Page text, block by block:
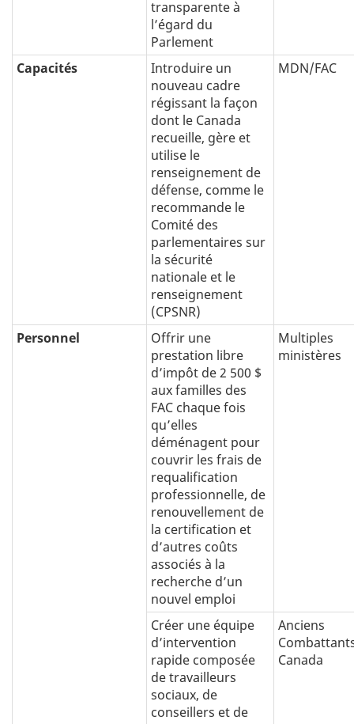
transparente à
l’égard du
Parlement
Capacités
Introduire un
nouveau cadre
régissant la façon
dont le Canada
recueille, gère et
utilise le
renseignement de
défense, comme le
recommande le
Comité des
parlementaires sur
la sécurité
nationale et le
renseignement
(CPSNR)
MDN/FAC
Personnel
Offrir une
prestation libre
d’impôt de 2 500 $
aux familles des
FAC chaque fois
qu’elles
déménagent pour
couvrir les frais de
requalification
professionnelle, de
renouvellement de
la certification et
d’autres coûts
associés à la
recherche d’un
nouvel emploi
Multiples
ministères
Créer une équipe
d’intervention
rapide composée
de travailleurs
sociaux, de
conseillers et de
Anciens
Canada